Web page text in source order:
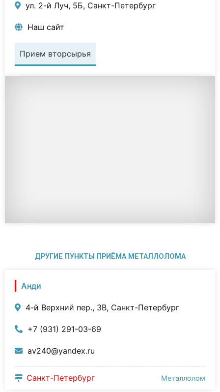
ул. 2-й Луч, 5Б, Санкт-Петербург
Наш сайт
Прием вторсырья
ДРУГИЕ ПУНКТЫ ПРИЁМА МЕТАЛЛОЛОМА
Анди
4-й Верхний пер., 3В, Санкт-Петербург
+7 (931) 291-03-69
av240@yandex.ru
Санкт-Петербург Металлолом